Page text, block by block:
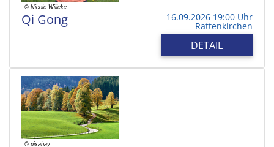
Qi Gong 16.09.2026 19:00 Uhr
Rattenkirchen
DETAIL